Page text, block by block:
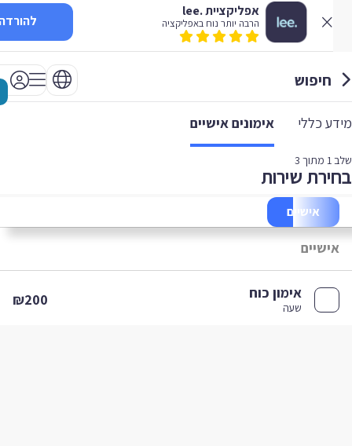
אפליקציית .lee
הרבה יותר נוח באפליקציה להורדה
חיפוש
כללי אימונים אישיים
1מתוך 3
שירות
אישיים
אימון כוח
שעה ₪200